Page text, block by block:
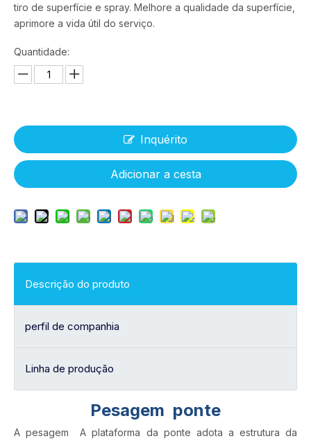
tiro de superfície e spray. Melhore a qualidade da superfície,
aprimore a vida útil do serviço.
Quantidade:
Inquérito
Adicionar a cesta
Descrição do produto
perfil de companhia
Linha de produção
Pesagem ponte
A pesagem A plataforma da ponte adota a estrutura da